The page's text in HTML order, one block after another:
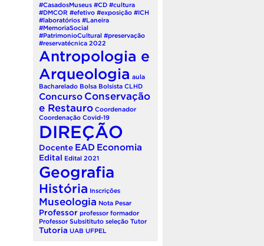
#CasadosMuseus #CD #cultura
#DMCOR #efetivo #exposição #ICH
#laboratórios #Laneira
#MemoriaSocial
#PatrimonioCultural #preservação
#reservatécnica 2022
Antropologia e
Arqueologia aula
Bacharelado Bolsa Bolsista CLHD
Concurso Conservação
e Restauro Coordenador
Coordenação Covid-19
DIREÇÃO
Docente EAD Economia
Edital Edital 2021
Geografia
História Inscrições
Museologia Nota Pesar
Professor professor formador
Professor Subsitituto seleção Tutor
Tutoria UAB UFPEL